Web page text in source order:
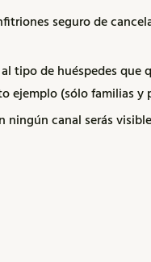
seguro de
tipo de huéspedes que
ejemplo (sólo familias y
ningún canal serás